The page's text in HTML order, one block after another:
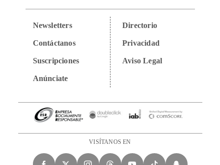
Newsletters
Contáctanos
Suscripciones
Anúnciate
Directorio
Privacidad
Aviso Legal
VISÍTANOS EN